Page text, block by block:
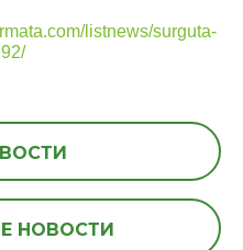
listnews/surguta-
НОВОСТИ